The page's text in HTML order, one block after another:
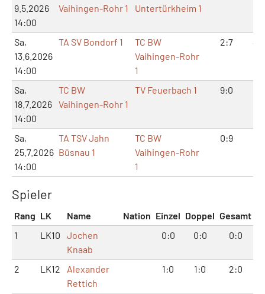
9.5.2026
14:00
Vaihingen-Rohr 1
Untertürkheim 1
Sa,
13.6.2026
14:00
TA SV Bondorf 1
TC BW
Vaihingen-Rohr
1
2:7
Sa,
18.7.2026
14:00
TC BW
Vaihingen-Rohr 1
TV Feuerbach 1 9:0
Sa,
25.7.2026
14:00
TA TSV Jahn
Büsnau 1
TC BW
Vaihingen-Rohr
1
0:9
Spieler
Rang LK Name Nation Einzel Doppel Gesamt
1
LK10
Jochen
Knaab
0:0 0:0 0:0
2 LK12
Alexander
Rettich
1:0 1:0 2:0